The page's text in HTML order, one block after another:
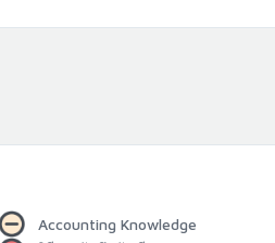
Accounting Knowledge